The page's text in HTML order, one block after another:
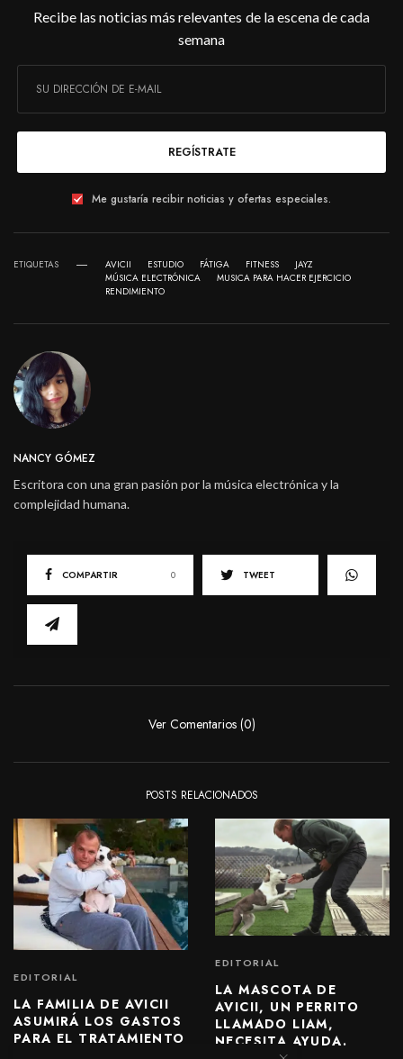
Recibe las noticias más relevantes de la escena de cada
semana
REGÍSTRATE
Me gustaría recibir noticias y ofertas especiales.
ETIQUETAS AVICII ESTUDIO FÁTIGA FITNESS
JAYZ
MÚSICA ELECTRÓNICA
MUSICA PARA HACER EJERCICIO
RENDIMIENTO
NANCY GÓMEZ
Escritora con una gran pasión por la música electrónica y la
complejidad humana.
COMPARTIR 0 TWEET
Ver Comentarios (0)
POSTS RELACIONADOS
EDITORIAL
LA FAMILIA DE AVICII
ASUMIRÁ LOS GASTOS
PARA EL TRATAMIENTO
EDITORIAL
LA MASCOTA DE
AVICII, UN PERRITO
LLAMADO LIAM,
NECESITA AYUDA.